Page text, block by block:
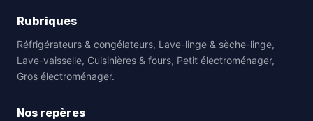
Rubriques
Réfrigérateurs & congélateurs, Lave-linge & sèche-linge,
Lave-vaisselle, Cuisinières & fours, Petit électroménager,
Gros électroménager.
Nos repères